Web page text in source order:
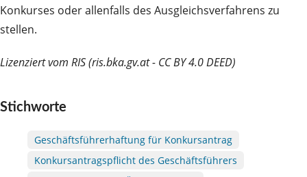
Konkurses oder allenfalls des Ausgleichsverfahrens zu
stellen.
Lizenziert vom RIS (ris.bka.gv.at - CC BY 4.0 DEED)
Stichworte
Geschäftsführerhaftung für Konkursantrag
Konkursantragspflicht des Geschäftsführers